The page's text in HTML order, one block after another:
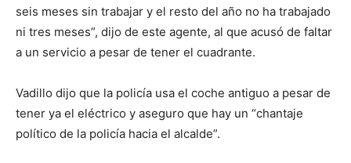
seis meses sin trabajar y el resto del año no ha trabajado
ni tres meses”, dijo de este agente, al que acusó de faltar
a un servicio a pesar de tener el cuadrante.
Vadillo dijo que la policía usa el coche antiguo a pesar de
tener ya el eléctrico y aseguro que hay un “chantaje
político de la policía hacia el alcalde”.